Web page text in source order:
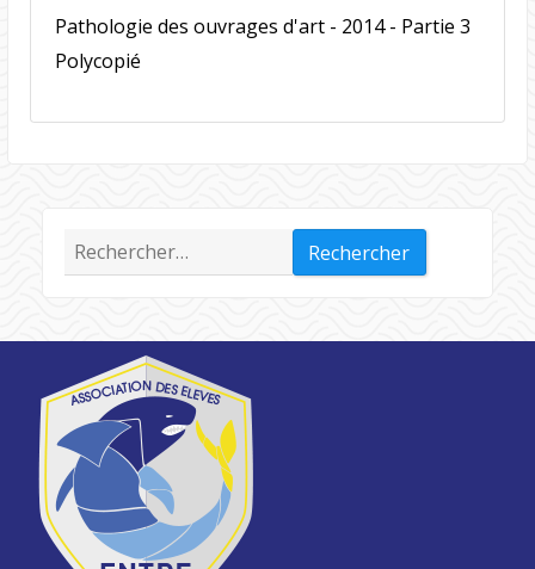
Pathologie des ouvrages d'art - 2014 - Partie 3
Polycopié
Rechercher :